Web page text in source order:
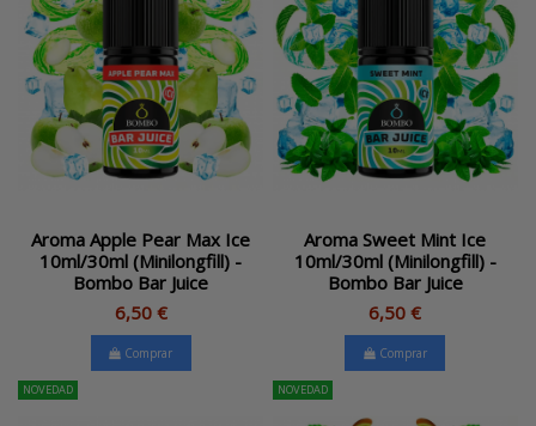
Aroma Apple Pear Max Ice
10ml/30ml (Minilongfill) -
Bombo Bar Juice
6,50 €
Comprar
Aroma Sweet Mint Ice
10ml/30ml (Minilongfill) -
Bombo Bar Juice
6,50 €
Comprar
NOVEDAD NOVEDAD